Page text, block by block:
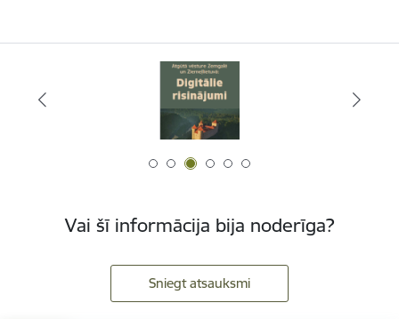
Vai šī informācija bija noderīga?
Sniegt atsauksmi